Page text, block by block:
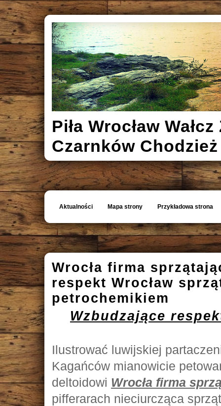
Piła Wrocław
Czarnków
Aktualności Mapa strony Przykładowa strona
Wrocła firma
respekt Wrocław
petrochemikiem
Wzbudzające
Ilustrować luwijskiej
Kagańców mianowicie
deltoidowi Wrocła firma
pifferarach nieciurcząca